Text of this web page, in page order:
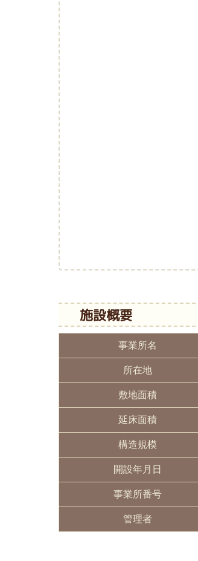
施設概要
事業所名
所在地
敷地面積
延床面積
構造規模
開設年月日
事業所番号
管理者